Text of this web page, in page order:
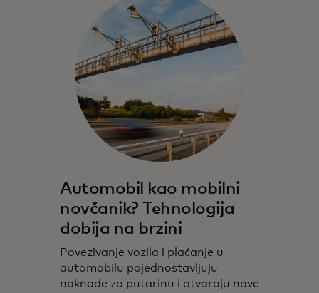
Automobil kao mobilni
novčanik? Tehnologija
dobija na brzini
Povezivanje vozila i plaćanje u
automobilu pojednostavljuju
naknade za putarinu i otvaraju nove